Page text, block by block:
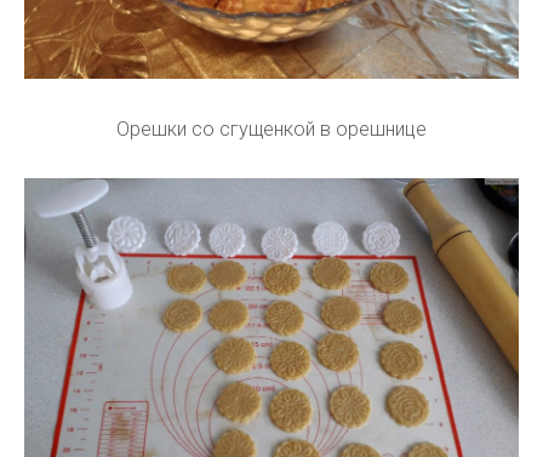
Орешки со сгущенкой в орешнице